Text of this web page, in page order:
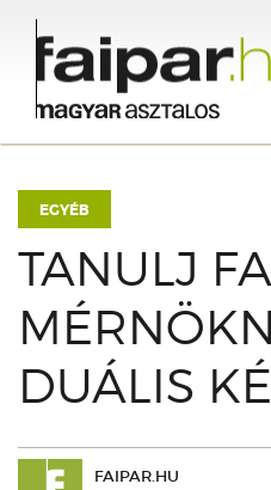
EGYÉB
TANULJ
DUÁLIS
FAIPAR.HU